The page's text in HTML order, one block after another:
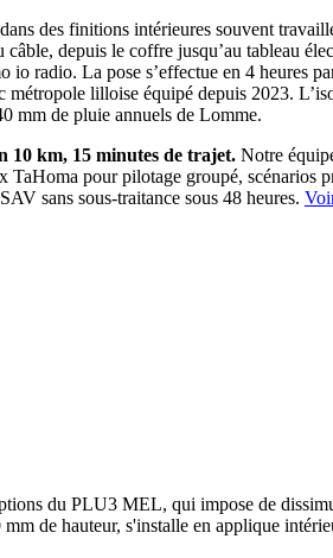
des finitions intérieures souvent
depuis le coffre jusqu’au tableau
radio. La pose s’effectue en 4 heures
lilloise équipé depuis 2023.
mm de pluie annuels de Lomme.
10 km, 15 minutes de trajet. Notre
pour pilotage groupé, scénarios
sans sous-traitance sous 48 heures.
du PLU3 MEL, qui impose de
de hauteur, s'installe en applique